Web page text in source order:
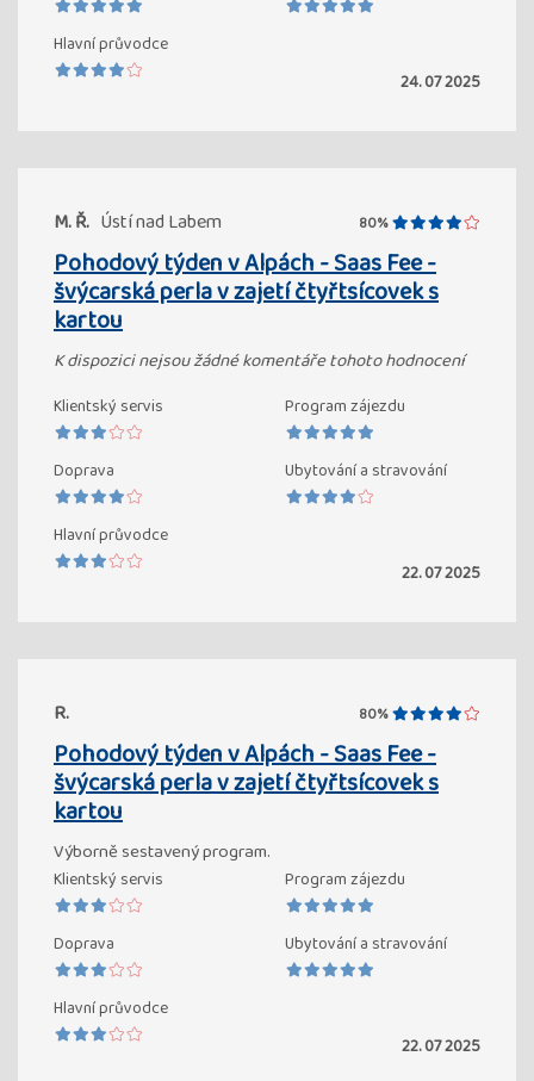
Hlavní průvodce
24. 07 2025
M. Ř. Ústí nad Labem 80%
Pohodový týden v Alpách - Saas Fee -
švýcarská perla v zajetí čtyřtsícovek s
kartou
K dispozici nejsou žádné komentáře tohoto hodnocení
Klientský servis Program zájezdu
Doprava Ubytování a stravování
Hlavní průvodce
22. 07 2025
R. 80%
Pohodový týden v Alpách - Saas Fee -
švýcarská perla v zajetí čtyřtsícovek s
kartou
Výborně sestavený program.
Klientský servis Program zájezdu
Doprava Ubytování a stravování
Hlavní průvodce
22. 07 2025